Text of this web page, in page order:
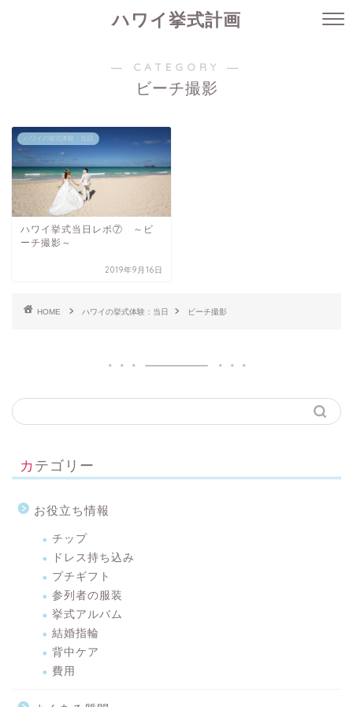
ハワイ挙式計画
― CATEGORY ―
ビーチ撮影
ハワイの挙式体験：当日
ハワイ挙式当日レポ⑦ ～ビ
ーチ撮影～
2019年9月16日
HOME ハワイの挙式体験：当日 ビーチ撮影
カテゴリー
お役立ち情報
チップ
ドレス持ち込み
プチギフト
参列者の服装
挙式アルバム
結婚指輪
背中ケア
費用